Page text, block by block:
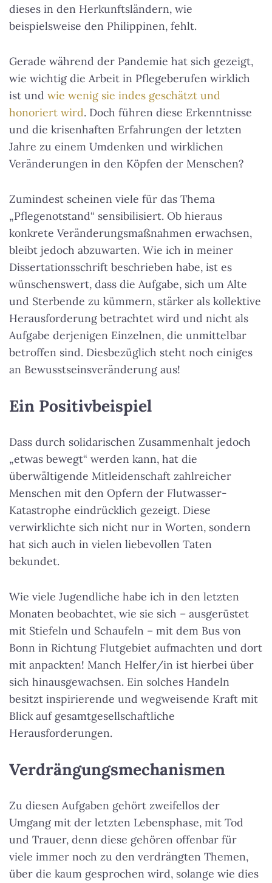
dieses in den Herkunftsländern, wie
beispielsweise den Philippinen, fehlt.
Gerade während der Pandemie hat sich gezeigt,
wie wichtig die Arbeit in Pflegeberufen wirklich
ist und wie wenig sie indes geschätzt und
honoriert wird. Doch führen diese Erkenntnisse
und die krisenhaften Erfahrungen der letzten
Jahre zu einem Umdenken und wirklichen
Veränderungen in den Köpfen der Menschen?
Zumindest scheinen viele für das Thema
„Pflegenotstand“ sensibilisiert. Ob hieraus
konkrete Veränderungsmaßnahmen erwachsen,
bleibt jedoch abzuwarten. Wie ich in meiner
Dissertationsschrift beschrieben habe, ist es
wünschenswert, dass die Aufgabe, sich um Alte
und Sterbende zu kümmern, stärker als kollektive
Herausforderung betrachtet wird und nicht als
Aufgabe derjenigen Einzelnen, die unmittelbar
betroffen sind. Diesbezüglich steht noch einiges
an Bewusstseinsveränderung aus!
Ein Positivbeispiel
Dass durch solidarischen Zusammenhalt jedoch
„etwas bewegt“ werden kann, hat die
überwältigende Mitleidenschaft zahlreicher
Menschen mit den Opfern der Flutwasser-
Katastrophe eindrücklich gezeigt. Diese
verwirklichte sich nicht nur in Worten, sondern
hat sich auch in vielen liebevollen Taten
bekundet.
Wie viele Jugendliche habe ich in den letzten
Monaten beobachtet, wie sie sich – ausgerüstet
mit Stiefeln und Schaufeln – mit dem Bus von
Bonn in Richtung Flutgebiet aufmachten und dort
mit anpackten! Manch Helfer/in ist hierbei über
sich hinausgewachsen. Ein solches Handeln
besitzt inspirierende und wegweisende Kraft mit
Blick auf gesamtgesellschaftliche
Herausforderungen.
Verdrängungsmechanismen
Zu diesen Aufgaben gehört zweifellos der
Umgang mit der letzten Lebensphase, mit Tod
und Trauer, denn diese gehören offenbar für
viele immer noch zu den verdrängten Themen,
über die kaum gesprochen wird, solange wie dies